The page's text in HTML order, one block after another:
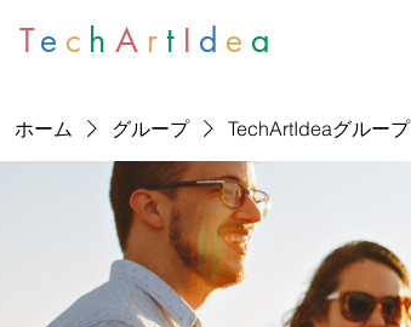
Te c hA r t I d e a
ホーム グループ TechArtIdeaグループ